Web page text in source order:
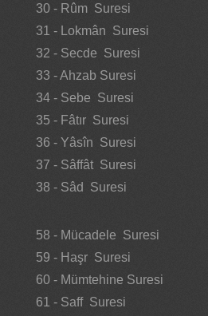
30 - Rûm Suresi
31 - Lokmân Suresi
32 - Secde Suresi
33 - Ahzab Suresi
34 - Sebe Suresi
35 - Fâtır Suresi
36 - Yâsîn Suresi
37 - Sâffât Suresi
38 - Sâd Suresi
58 - Mücadele Suresi
59 - Haşr Suresi
60 - Mümtehine Suresi
61 - Saff Suresi